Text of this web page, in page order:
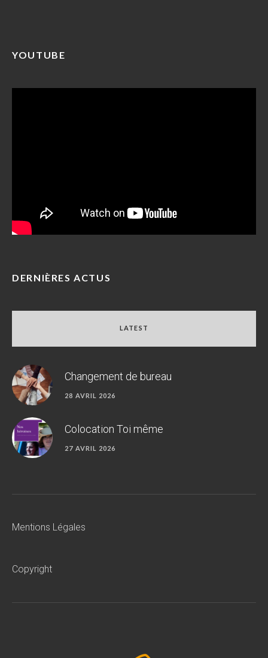
YOUTUBE
DERNIÈRES ACTUS
LATEST
Changement de bureau
28 AVRIL 2026
Colocation Toi même
27 AVRIL 2026
Mentions Légales
Copyright